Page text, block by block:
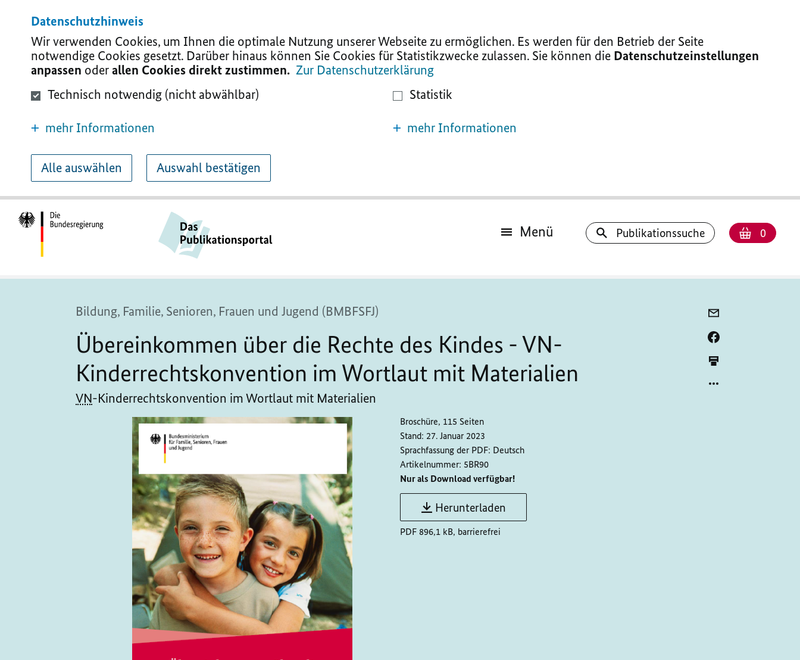
Datenschutzhinweis
Wir verwenden Cookies, um Ihnen die optimale Nutzung unserer Webseite zu ermöglichen. Es werden für den Betrieb der Seite
notwendige Cookies gesetzt. Darüber hinaus können Sie Cookies für Statistikzwecke zulassen. Sie können die Datenschutzeinstellungen
anpassen oderallen Cookies direkt zustimmen. Zur Datenschutzerklärung
Technisch notwendig (nicht abwählbar)
mehr Informationen
Statistik
mehr Informationen
Alle auswählen Auswahl bestätigen
Menü Publikationssuche Anzahl
0
Bildung, Familie, Senioren, Frauen und Jugend (BMBFSFJ)
Übereinkommen über die Rechte des Kindes - VN-
Kinderrechtskonvention im Wortlaut mit Materialien
VN-Kinderrechtskonvention im Wortlaut mit Materialien
Broschüre, 115 Seiten
Stand: 27. Januar 2023
Sprachfassung der PDF: Deutsch
Artikelnummer: 5BR90
Nur als Download verfügbar!
Herunterladen
PDF 896,1 kB, barrierefrei